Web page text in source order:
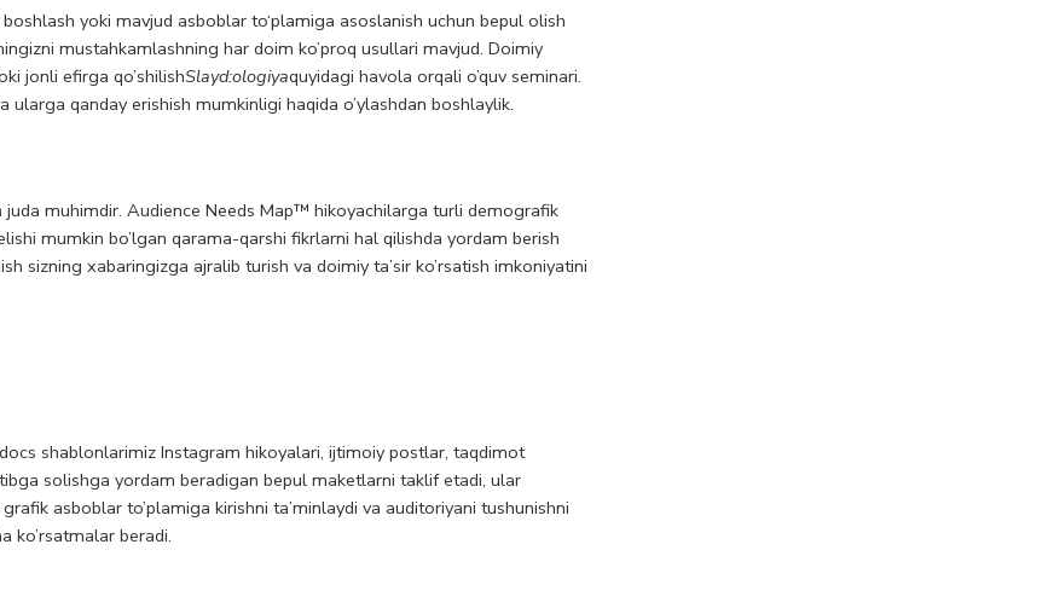
yoki mavjud asboblar to‘plamiga asoslanish uchun bepul olish
mustahkamlashning har doim ko’proq usullari mavjud. Doimiy
jonli efirga qo’shilishSlayd:ologiyaquyidagi havola orqali o’quv seminari.
qanday erishish mumkinligi haqida o’ylashdan boshlaylik.
muhimdir. Audience Needs Map™ hikoyachilarga turli demografik
mumkin bo’lgan qarama-qarshi fikrlarni hal qilishda yordam berish
sizning xabaringizga ajralib turish va doimiy ta’sir ko’rsatish imkoniyatini
shablonlarimiz Instagram hikoyalari, ijtimoiy postlar, taqdimot
solishga yordam beradigan bepul maketlarni taklif etadi, ular
asboblar to’plamiga kirishni ta’minlaydi va auditoriyani tushunishni
ko’rsatmalar beradi.